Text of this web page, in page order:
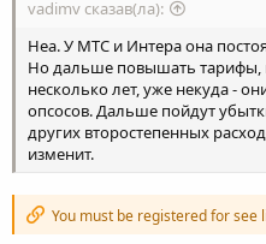
vadimv сказав(ла):
Неа. У МТС и Интера она
Но дальше повышать тарифы,
несколько лет, уже некуда -
опсосов. Дальше пойдут
других второстепенных
изменит.
You must be registered for see